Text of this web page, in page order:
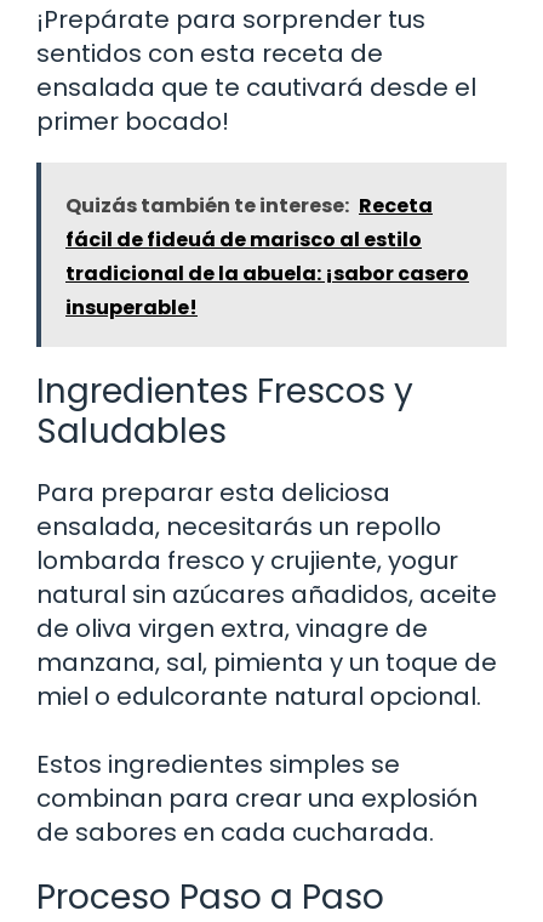
¡Prepárate para sorprender tus
sentidos con esta receta de
ensalada que te cautivará desde el
primer bocado!
Quizás también te interese: Receta
fácil de fideuá de marisco al estilo
tradicional de la abuela: ¡sabor casero
insuperable!
Ingredientes Frescos y
Saludables
Para preparar esta deliciosa
ensalada, necesitarás un repollo
lombarda fresco y crujiente, yogur
natural sin azúcares añadidos, aceite
de oliva virgen extra, vinagre de
manzana, sal, pimienta y un toque de
miel o edulcorante natural opcional.
Estos ingredientes simples se
combinan para crear una explosión
de sabores en cada cucharada.
Proceso Paso a Paso